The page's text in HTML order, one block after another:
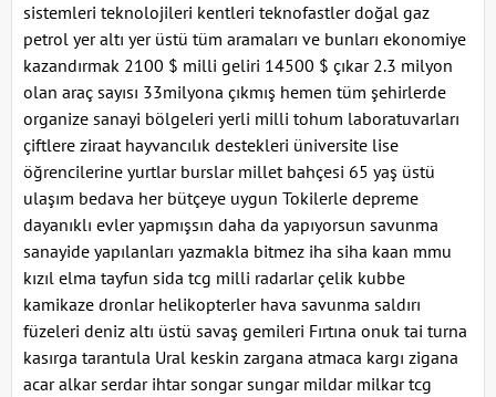
sistemleri teknolojileri kentleri teknofastler doğal gaz
petrol yer altı yer üstü tüm aramaları ve bunları ekonomiye
kazandırmak 2100 $ milli geliri 14500 $ çıkar 2.3 milyon
olan araç sayısı 33milyona çıkmış hemen tüm şehirlerde
organize sanayi bölgeleri yerli milli tohum laboratuvarları
çiftlere ziraat hayvancılık destekleri üniversite lise
öğrencilerine yurtlar burslar millet bahçesi 65 yaş üstü
ulaşım bedava her bütçeye uygun Tokilerle depreme
dayanıklı evler yapmışsın daha da yapıyorsun savunma
sanayide yapılanları yazmakla bitmez iha siha kaan mmu
kızıl elma tayfun sida tcg milli radarlar çelik kubbe
kamikaze dronlar helikopterler hava savunma saldırı
füzeleri deniz altı üstü savaş gemileri Fırtına onuk tai turna
kasırga tarantula Ural keskin zargana atmaca kargı zigana
acar alkar serdar ihtar songar sungar mildar milkar tcg